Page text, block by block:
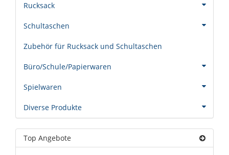
Rucksack
Schultaschen
Zubehör für Rucksack und Schultaschen
Büro/Schule/Papierwaren
Spielwaren
Diverse Produkte
Top Angebote